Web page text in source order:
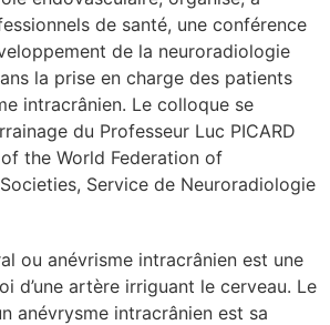
de santé, une conférence
de la neuroradiologie
la prise en charge des patients
intracrânien. Le colloque se
du Professeur Luc PICARD
the World Federation of
Service de Neuroradiologie
ou anévrisme intracrânien est une
d’une artère irriguant le cerveau. Le
anévrysme intracrânien est sa